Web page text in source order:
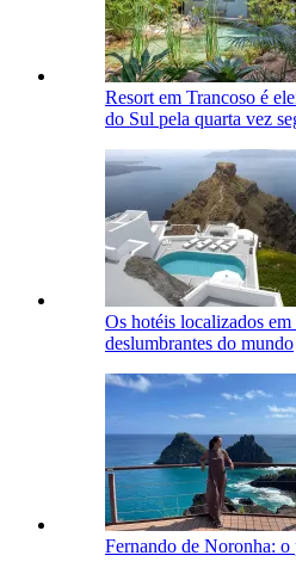
Resort em Trancoso é
do Sul pela quarta vez
Os hotéis localizados em
deslumbrantes do mundo
Fernando de Noronha: o